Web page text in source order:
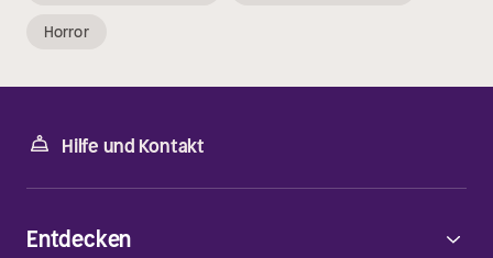
Horror
Hilfe und Kontakt
Entdecken